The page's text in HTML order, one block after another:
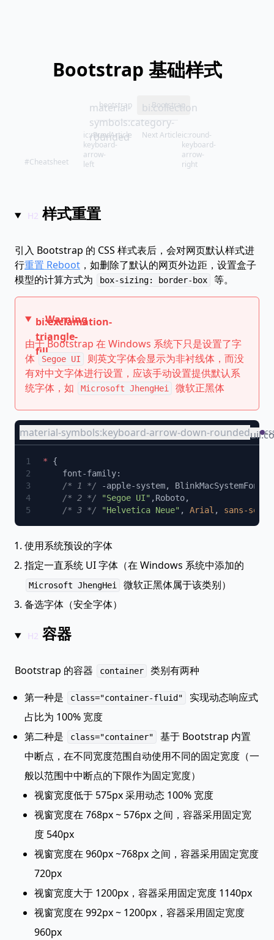
Bootstrap 基础样式
material-
symbols:category-
rounded
bootstrap bi:collection
Bootstrap
ic:round-
keyboard-
arrow-
left
Prev Article Next Articleic:round-
keyboard-
arrow-
right
#Cheatsheet
样式重置
引入 Bootstrap 的 CSS 样式表后，会对网页默认样式进
行重置 Reboot ，如删除了默认的网页外边距，设置盒子
模型的计算方式为
box-sizing: border-box 等。
bi:exclamation-
triangle-
fill
Warning
由于 Bootstrap 在 Windows 系统下只是设置了字
体 Segoe UI
则英文字体会显示为非衬线体，而没
有对中文字体进行设置，应该手动设置提供默认系
统字体，如
Microsoft JhengHei 微软正黑体
material-symbols:keyboard-arrow-down-rounded
*
    /* 1 */
    /* 2 */
"Segoe UI"
    /* 3 */
"Helvetica Neue" , Arial ,
使用系统预设的字体
指定一直系统 UI 字体（在 Windows 系统中添加的
Microsoft JhengHei
微软正黑体属于该类别）
备选字体（安全字体）
容器
Bootstrap 的容器 container
类别有两种
第一种是
class="container-fluid"
实现动态响应式
占比为 100% 宽度
第二种是
class="container"
基于 Bootstrap 内置
中断点，在不同宽度范围自动使用不同的固定宽度（一
般以范围中中断点的下限作为固定宽度）
视窗宽度低于 575px 采用动态 100% 宽度
视窗宽度在 768px ~ 576px 之间，容器采用固定宽
度 540px
视窗宽度在 960px ~768px 之间，容器采用固定宽度
720px
视窗宽度大于 1200px，容器采用固定宽度 1140px
视窗宽度在 992px ~ 1200px，容器采用固定宽度
960px